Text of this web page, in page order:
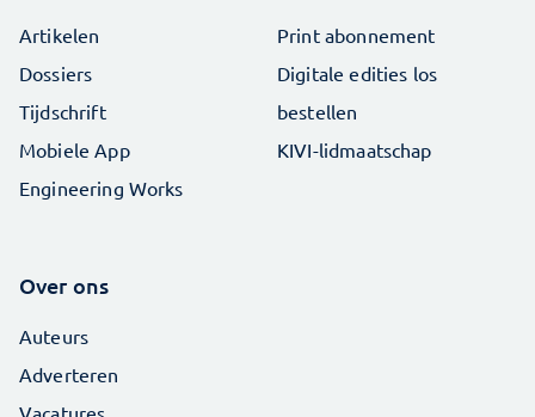
Artikelen
Dossiers
Tijdschrift
Mobiele App
Engineering Works
Print abonnement
Digitale edities los
bestellen
KIVI-lidmaatschap
Over ons
Auteurs
Adverteren